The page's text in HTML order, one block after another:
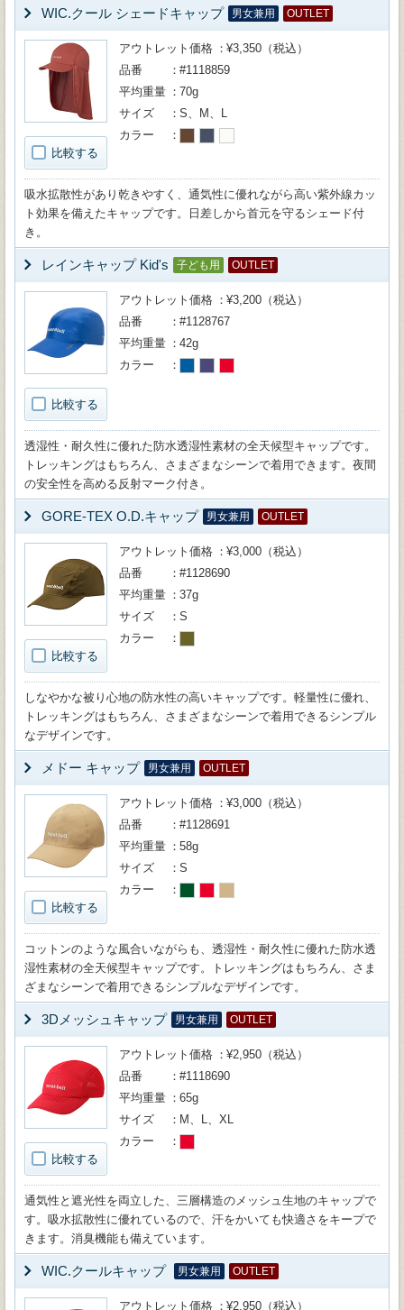
WIC.クール シェードキャップ 男女兼用 OUTLET
比較する
アウトレット価格
¥3,350（税込）
品番
#1118859
平均重量
70g
サイズ
S、M、L
カラー
吸水拡散性があり乾きやすく、通気性に優れながら高い紫外線カッ
ト効果を備えたキャップです。日差しから首元を守るシェード付
き。
レインキャップ Kid's 子ども用 OUTLET
比較する
アウトレット価格
¥3,200（税込）
品番
#1128767
平均重量
42g
カラー
透湿性・耐久性に優れた防水透湿性素材の全天候型キャップです。
トレッキングはもちろん、さまざまなシーンで着用できます。夜間
の安全性を高める反射マーク付き。
GORE-TEX O.D.キャップ 男女兼用 OUTLET
比較する
アウトレット価格
¥3,000（税込）
品番
#1128690
平均重量
37g
サイズ
S
カラー
しなやかな被り心地の防水性の高いキャップです。軽量性に優れ、
トレッキングはもちろん、さまざまなシーンで着用できるシンプル
なデザインです。
メドー キャップ 男女兼用 OUTLET
比較する
アウトレット価格
¥3,000（税込）
品番
#1128691
平均重量
58g
サイズ
S
カラー
コットンのような風合いながらも、透湿性・耐久性に優れた防水透
湿性素材の全天候型キャップです。トレッキングはもちろん、さま
ざまなシーンで着用できるシンプルなデザインです。
3Dメッシュキャップ 男女兼用 OUTLET
比較する
アウトレット価格
¥2,950（税込）
品番
#1118690
平均重量
65g
サイズ
M、L、XL
カラー
通気性と遮光性を両立した、三層構造のメッシュ生地のキャップで
す。吸水拡散性に優れているので、汗をかいても快適さをキープで
きます。消臭機能も備えています。
WIC.クールキャップ 男女兼用 OUTLET
アウトレット価格 ¥2,950（税込）